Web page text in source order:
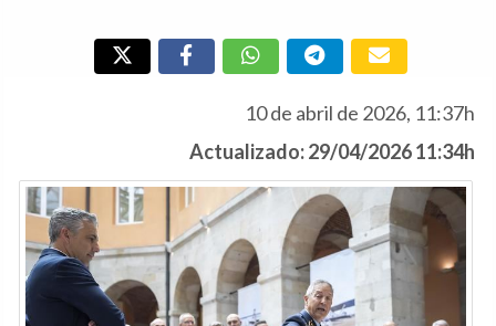
10 de abril de 2026, 11:37h
Actualizado: 29/04/2026 11:34h